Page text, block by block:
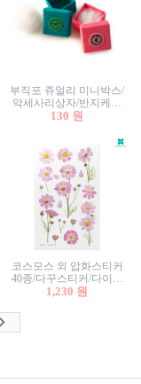
부직포 쥬얼리 미니박스/
악세사리상자/반지케이
스/반지상자/귀걸이상자/
130 원
코스모스 외 압화스티커
40종/다꾸스티커/다이어
리꾸미기/꽃스티커/자연
1,230 원